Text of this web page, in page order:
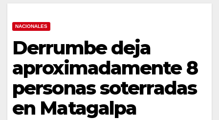
NACIONALES
Derrumbe deja
aproximadamente 8
personas soterradas
en Matagalpa